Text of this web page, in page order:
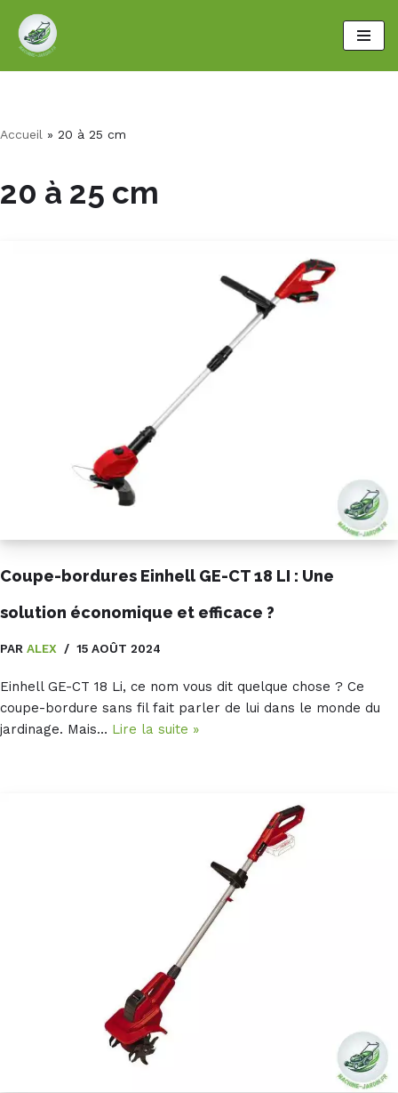
Aller
au
Accueil » 20 à 25 cm
20 à 25 cm
Coupe-bordures Einhell GE-CT 18 LI : Une
solution économique et efficace ?
PAR ALEX 15 AOÛT 2024
Einhell GE-CT 18 Li, ce nom vous dit quelque chose ? Ce
coupe-bordure sans fil fait parler de lui dans le monde du
jardinage. Mais… Lire la suite »